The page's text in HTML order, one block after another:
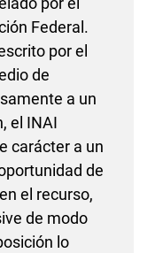
Federal.
por el
de
a un
el INAI
carácter a un
de
el recurso,
de modo
lo